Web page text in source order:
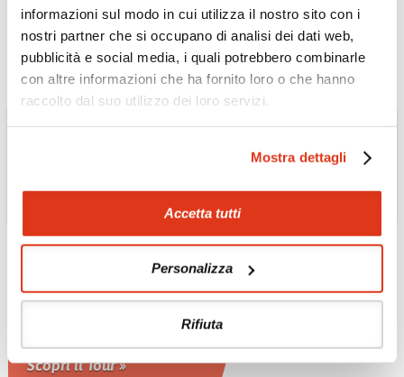
informazioni sul modo in cui utilizza il nostro sito con i
nostri partner che si occupano di analisi dei dati web,
pubblicità e social media, i quali potrebbero combinarle
con altre informazioni che ha fornito loro o che hanno
raccolto dal suo utilizzo dei loro servizi.
Mostra dettagli
Accetta tutti
Personalizza
Rifiuta
Scopri il Tour »
THAILANDIA
Thailandia da nord a
sud
Tour privato 11 notti con guida in
Scopri il Tour »